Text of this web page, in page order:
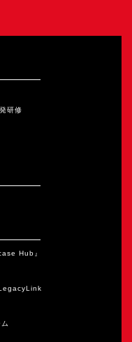
研修
Hub』